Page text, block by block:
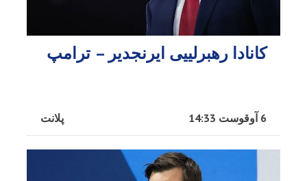
کانادا رهبرلییی ایرنجدیر – ترامپ
پلانت 6 آوقوست 14:33